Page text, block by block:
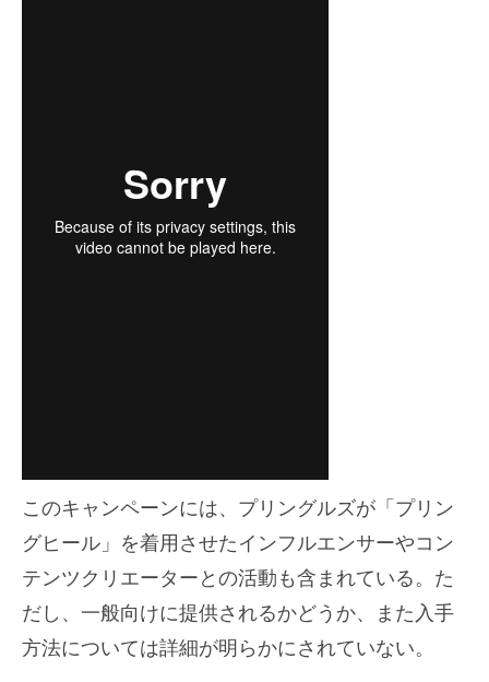
このキャンペーンには、プリングルズが「プリン
グヒール」を着用させたインフルエンサーやコン
テンツクリエーターとの活動も含まれている。た
だし、一般向けに提供されるかどうか、また入手
方法については詳細が明らかにされていない。